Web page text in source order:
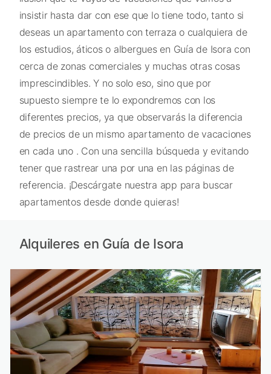
insistir hasta dar con ese que lo tiene todo, tanto si
deseas un apartamento con terraza o cualquiera de
los estudios, áticos o albergues en Guía de Isora con
cerca de zonas comerciales y muchas otras cosas
imprescindibles. Y no solo eso, sino que por
supuesto siempre te lo expondremos con los
diferentes precios, ya que observarás la diferencia
de precios de un mismo apartamento de vacaciones
en cada uno . Con una sencilla búsqueda y evitando
tener que rastrear una por una en las páginas de
referencia. ¡Descárgate nuestra app para buscar
apartamentos desde donde quieras!
Alquileres en Guía de Isora